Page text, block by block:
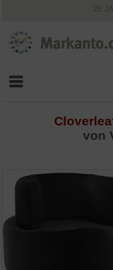
25
VIELFÄLTIGE
von